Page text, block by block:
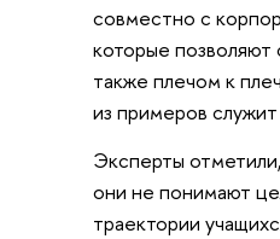
совместно с
которые позволяют
также плечом к
из примеров
Эксперты
они не понимают
траектории